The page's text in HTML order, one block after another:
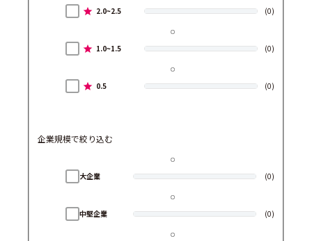
2.0~2.5 (0)
1.0~1.5 (0)
0.5 (0)
企業規模で絞り込む
大企業 (0)
中堅企業 (0)